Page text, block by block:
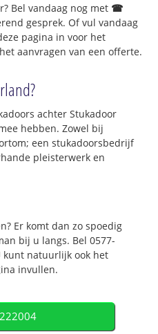
Bel vandaag nog met ☎
gesprek. Of vul vandaag
pagina in voor het
aanvragen van een offerte.
achter Stukadoor
hebben. Zowel bij
een stukadoorsbedrijf
pleisterwerk en
Er komt dan zo spoedig
bij u langs. Bel 0577-
kunt natuurlijk ook het
invullen.